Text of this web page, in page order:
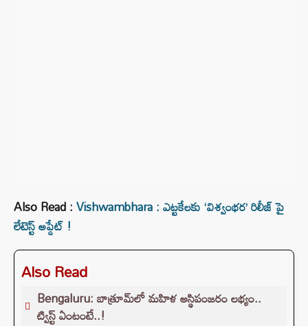
Also Read :Vishwambhara : ఎట్టకేలకు ‘విశ్వంభర’ రిలీజ్ పై
లేటెస్ట్ అప్డేట్ !
Also Read
Bengaluru: బాత్రూమ్‌లో మహిళ అస్థిపంజరం లభ్యం..
ట్విస్ట్ ఏంటంటే..!